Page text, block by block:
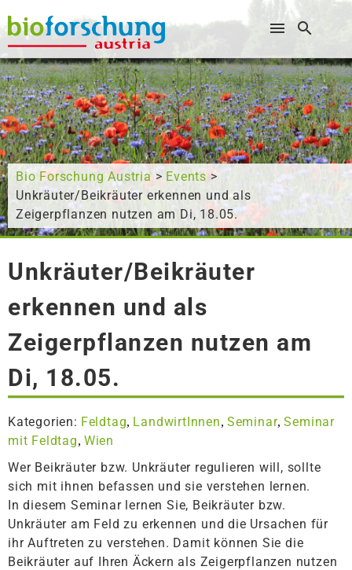
Wonach suchen Sie?
Bio Forschung Austria> Events >
Unkräuter/Beikräuter erkennen und als
Zeigerpflanzen nutzen am Di, 18.05.
Unkräuter/Beikräuter
erkennen und als
Zeigerpflanzen nutzen am
Di, 18.05.
Kategorien: Feldtag, LandwirtInnen, Seminar,Seminar
mit Feldtag, Wien
Wer Beikräuter bzw. Unkräuter regulieren will, sollte
sich mit ihnen befassen und sie verstehen lernen.
In diesem Seminar lernen Sie, Beikräuter bzw.
Unkräuter am Feld zu erkennen und die Ursachen für
ihr Auftreten zu verstehen. Damit können Sie die
Beikräuter auf Ihren Äckern als Zeigerpflanzen nutzen